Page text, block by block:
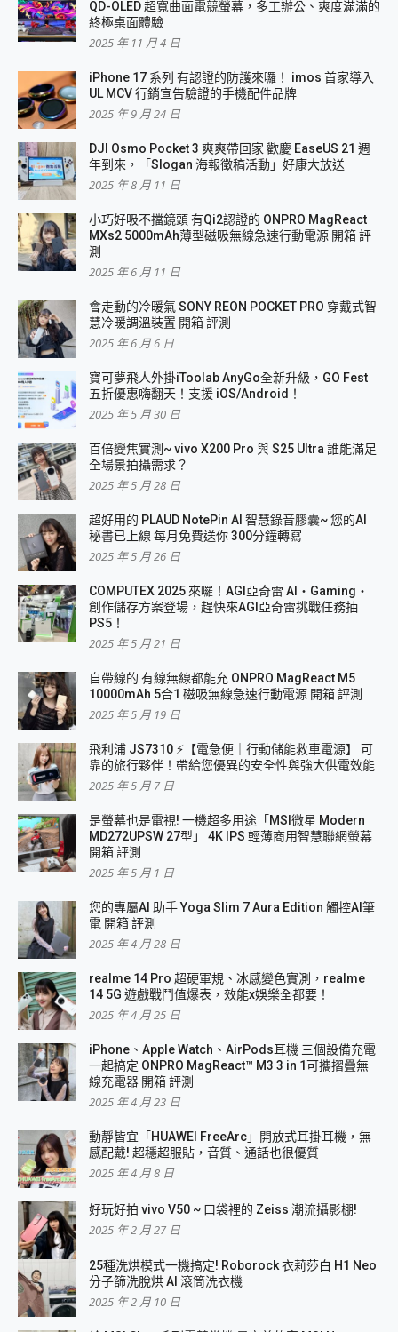
QD-OLED 超寬曲面電競螢幕，多工辦公、爽度滿滿的
終極桌面體驗
2025 年 11 月 4 日
iPhone 17 系列 有認證的防護來囉！ imos 首家導入
UL MCV 行銷宣告驗證的手機配件品牌
2025 年 9 月 24 日
DJI Osmo Pocket 3 爽爽帶回家 歡慶 EaseUS 21 週
年到來，「Slogan 海報徵稿活動」好康大放送
2025 年 8 月 11 日
小巧好吸不擋鏡頭 有Qi2認證的 ONPRO MagReact
MXs2 5000mAh薄型磁吸無線急速行動電源 開箱 評
測
2025 年 6 月 11 日
會走動的冷暖氣 SONY REON POCKET PRO 穿戴式智
慧冷暖調溫裝置 開箱 評測
2025 年 6 月 6 日
寶可夢飛人外掛iToolab AnyGo全新升級，GO Fest
五折優惠嗨翻天！支援 iOS/Android！
2025 年 5 月 30 日
百倍變焦實測~ vivo X200 Pro 與 S25 Ultra 誰能滿足
全場景拍攝需求？
2025 年 5 月 28 日
超好用的 PLAUD NotePin AI 智慧錄音膠囊~ 您的AI
秘書已上線 每月免費送你 300分鐘轉寫
2025 年 5 月 26 日
COMPUTEX 2025 來囉！AGI亞奇雷 AI・Gaming・
創作儲存方案登場，趕快來AGI亞奇雷挑戰任務抽
PS5！
2025 年 5 月 21 日
自帶線的 有線無線都能充 ONPRO MagReact M5
10000mAh 5合1 磁吸無線急速行動電源 開箱 評測
2025 年 5 月 19 日
飛利浦 JS7310 ⚡【電急便｜行動儲能救車電源】 可
靠的旅行夥伴！帶給您優異的安全性與強大供電效能
2025 年 5 月 7 日
是螢幕也是電視! 一機超多用途「MSI微星 Modern
MD272UPSW 27型」 4K IPS 輕薄商用智慧聯網螢幕
開箱 評測
2025 年 5 月 1 日
您的專屬AI 助手 Yoga Slim 7 Aura Edition 觸控AI筆
電 開箱 評測
2025 年 4 月 28 日
realme 14 Pro 超硬軍規、冰感變色實測，realme
14 5G 遊戲戰鬥值爆表，效能x娛樂全都要！
2025 年 4 月 25 日
iPhone、Apple Watch、AirPods耳機 三個設備充電
一起搞定 ONPRO MagReact™ M3 3 in 1可攜摺疊無
線充電器 開箱 評測
2025 年 4 月 23 日
動靜皆宜「HUAWEI FreeArc」開放式耳掛耳機，無
感配戴! 超穩超服貼，音質、通話也很優質
2025 年 4 月 8 日
好玩好拍 vivo V50 ~ 口袋裡的 Zeiss 潮流攝影棚!
2025 年 2 月 27 日
25種洗烘模式一機搞定! Roborock 衣莉莎白 H1 Neo
分子篩洗脫烘 AI 滾筒洗衣機
2025 年 2 月 10 日